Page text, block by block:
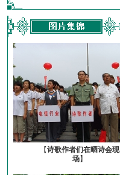
【诗歌作者们在晒诗会现
场】